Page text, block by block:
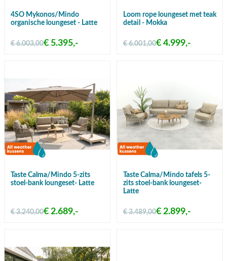
4SO Mykonos/Mindo
organische loungeset - Latte
€ 6.003,00€ 5.395,-
Loom rope loungeset met teak
detail - Mokka
€ 6.001,00€ 4.999,-
Taste Calma/Mindo 5-zits
stoel-bank loungeset- Latte
€ 3.240,00€ 2.689,-
Taste Calma/Mindo tafels 5-
zits stoel-bank loungeset-
Latte
€ 3.489,00€ 2.899,-